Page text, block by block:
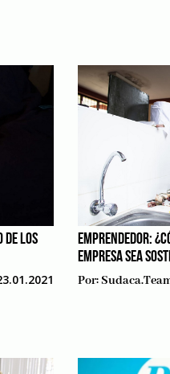
DE LOS
EMPRENDEDOR:
EMPRESA SEA
Por: